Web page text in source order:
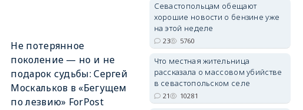
Не потерянное
поколение — но и не
подарок судьбы: Сергей
Москальков в «Бегущем
по лезвию» ForPost
Севастопольцам обещают
хорошие новости о бензине уже
на этой неделе
23 5760
Что местная жительница
рассказала о массовом убийстве
в севастопольском селе
21 10281